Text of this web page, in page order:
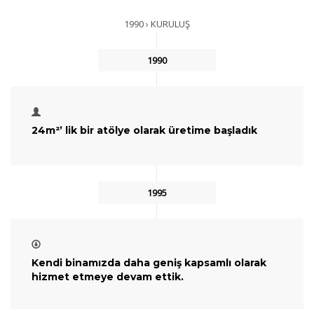
1990 › KURULUŞ
1990
24m²’ lik bir atölye olarak üretime başladık
1995
Kendi binamızda daha geniş kapsamlı olarak
hizmet etmeye devam ettik.